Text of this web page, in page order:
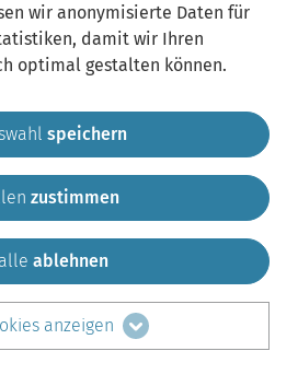
Impressum
Kontakt
teilen auf:
LinkedIn
wir anonymisierte Daten für
damit wir Ihren
optimal gestalten können.
speichern
zustimmen
alle ablehnen
anzeigen